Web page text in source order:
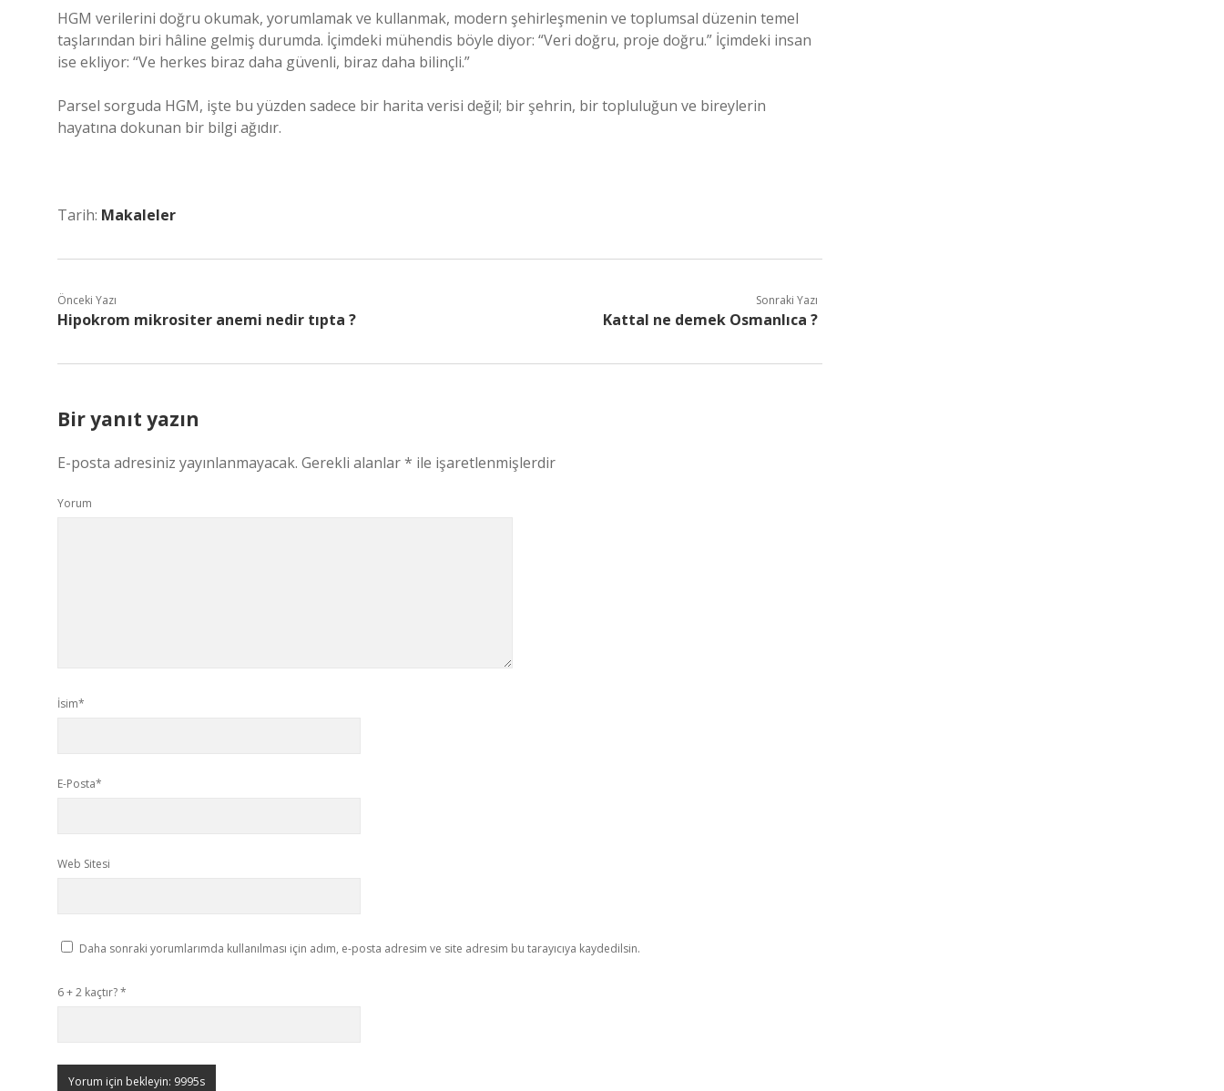
HGM verilerini doğru okumak, yorumlamak ve kullanmak, modern şehirleşmenin ve toplumsal düzenin temel
taşlarından biri hâline gelmiş durumda. İçimdeki mühendis böyle diyor: “Veri doğru, proje doğru.” İçimdeki insan
ise ekliyor: “Ve herkes biraz daha güvenli, biraz daha bilinçli.”
Parsel sorguda HGM, işte bu yüzden sadece bir harita verisi değil; bir şehrin, bir topluluğun ve bireylerin
hayatına dokunan bir bilgi ağıdır.
Tarih: Makaleler
Önceki Yazı
Hipokrom mikrositer anemi nedir tıpta ?
Sonraki Yazı
Kattal ne demek Osmanlıca ?
Bir yanıt yazın
E-posta adresiniz yayınlanmayacak. Gerekli alanlar* ile işaretlenmişlerdir
Yorum
İsim*
E-Posta*
Web Sitesi
Daha sonraki yorumlarımda kullanılması için adım, e-posta adresim ve site adresim bu tarayıcıya kaydedilsin.
6 + 2 kaçtır?*